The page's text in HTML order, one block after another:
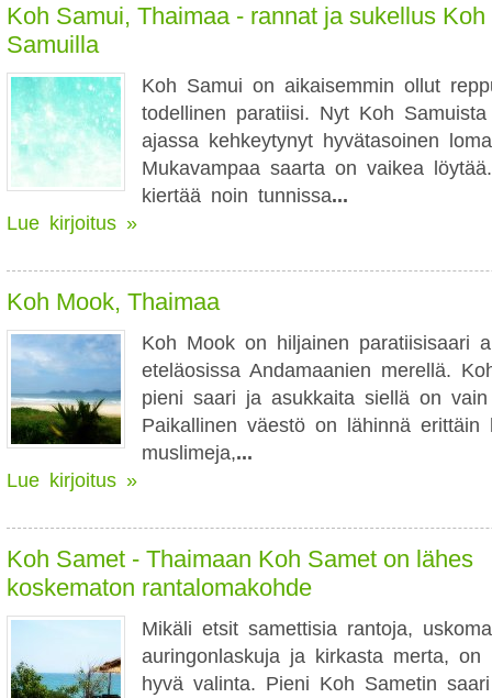
Koh Samui, Thaimaa - rannat ja sukellus Koh
Samuilla
Koh Samui on aikaisemmin ollut
todellinen paratiisi. Nyt Koh
ajassa kehkeytynyt hyvätasoinen
Mukavampaa saarta on vaikea
kiertää noin tunnissa...
Lue kirjoitus »
Koh Mook, Thaimaa
Koh Mook on hiljainen paratiisisaari
eteläosissa Andamaanien merellä.
pieni saari ja asukkaita siellä on
Paikallinen väestö on lähinnä erittäin
muslimeja,...
Lue kirjoitus »
Koh Samet - Thaimaan Koh Samet on lähes
koskematon rantalomakohde
Mikäli etsit samettisia rantoja,
auringonlaskuja ja kirkasta merta, on
hyvä valinta. Pieni Koh Sametin